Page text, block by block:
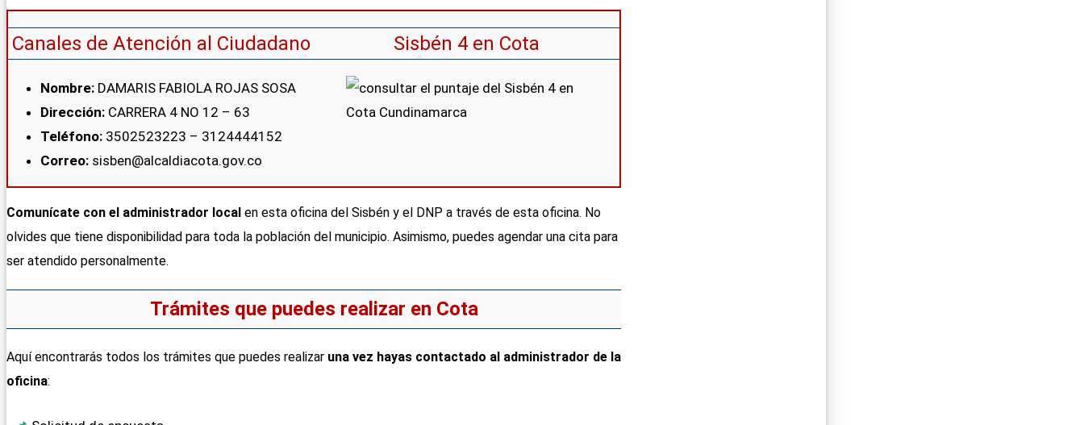
Canales de Atención al Ciudadano
Nombre: DAMARIS FABIOLA ROJAS SOSA
Dirección: CARRERA 4 NO 12 – 63
Teléfono: 3502523223 – 3124444152
Correo: sisben@alcaldiacota.gov.co
Sisbén 4 en Cota
Comunícate con el administrador local en esta oficina del Sisbén y el DNP a través de esta oficina. No
olvides que tiene disponibilidad para toda la población del municipio. Asimismo, puedes agendar una cita para
ser atendido personalmente.
Trámites que puedes realizar en Cota
Aquí encontrarás todos los trámites que puedes realizar una vez hayas contactado al administrador de la
oficina: